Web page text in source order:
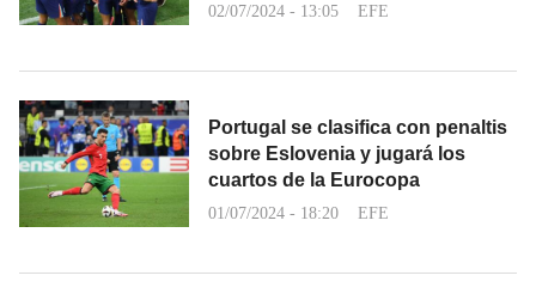
02/07/2024 - 13:05 EFE
Portugal se clasifica con penaltis
sobre Eslovenia y jugará los
cuartos de la Eurocopa
01/07/2024 - 18:20 EFE